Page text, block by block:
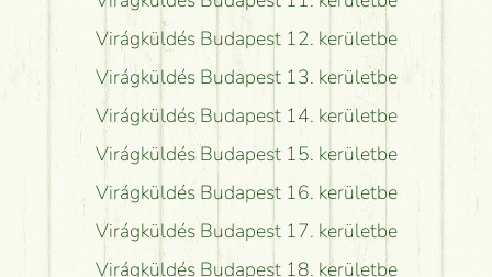
Virágküldés Budapest 12. kerületbe
Virágküldés Budapest 13. kerületbe
Virágküldés Budapest 14. kerületbe
Virágküldés Budapest 15. kerületbe
Virágküldés Budapest 16. kerületbe
Virágküldés Budapest 17. kerületbe
Virágküldés Budapest 18. kerületbe